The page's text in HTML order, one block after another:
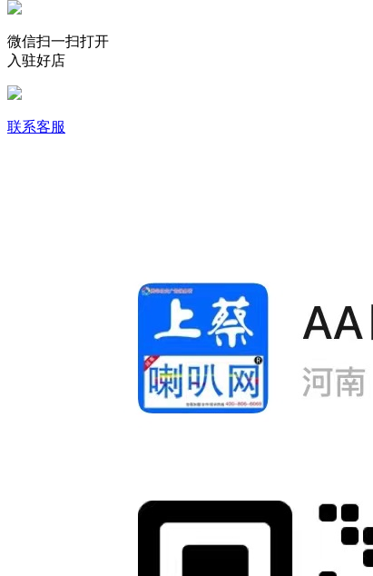
微信扫一扫打开
入驻好店
联系客服